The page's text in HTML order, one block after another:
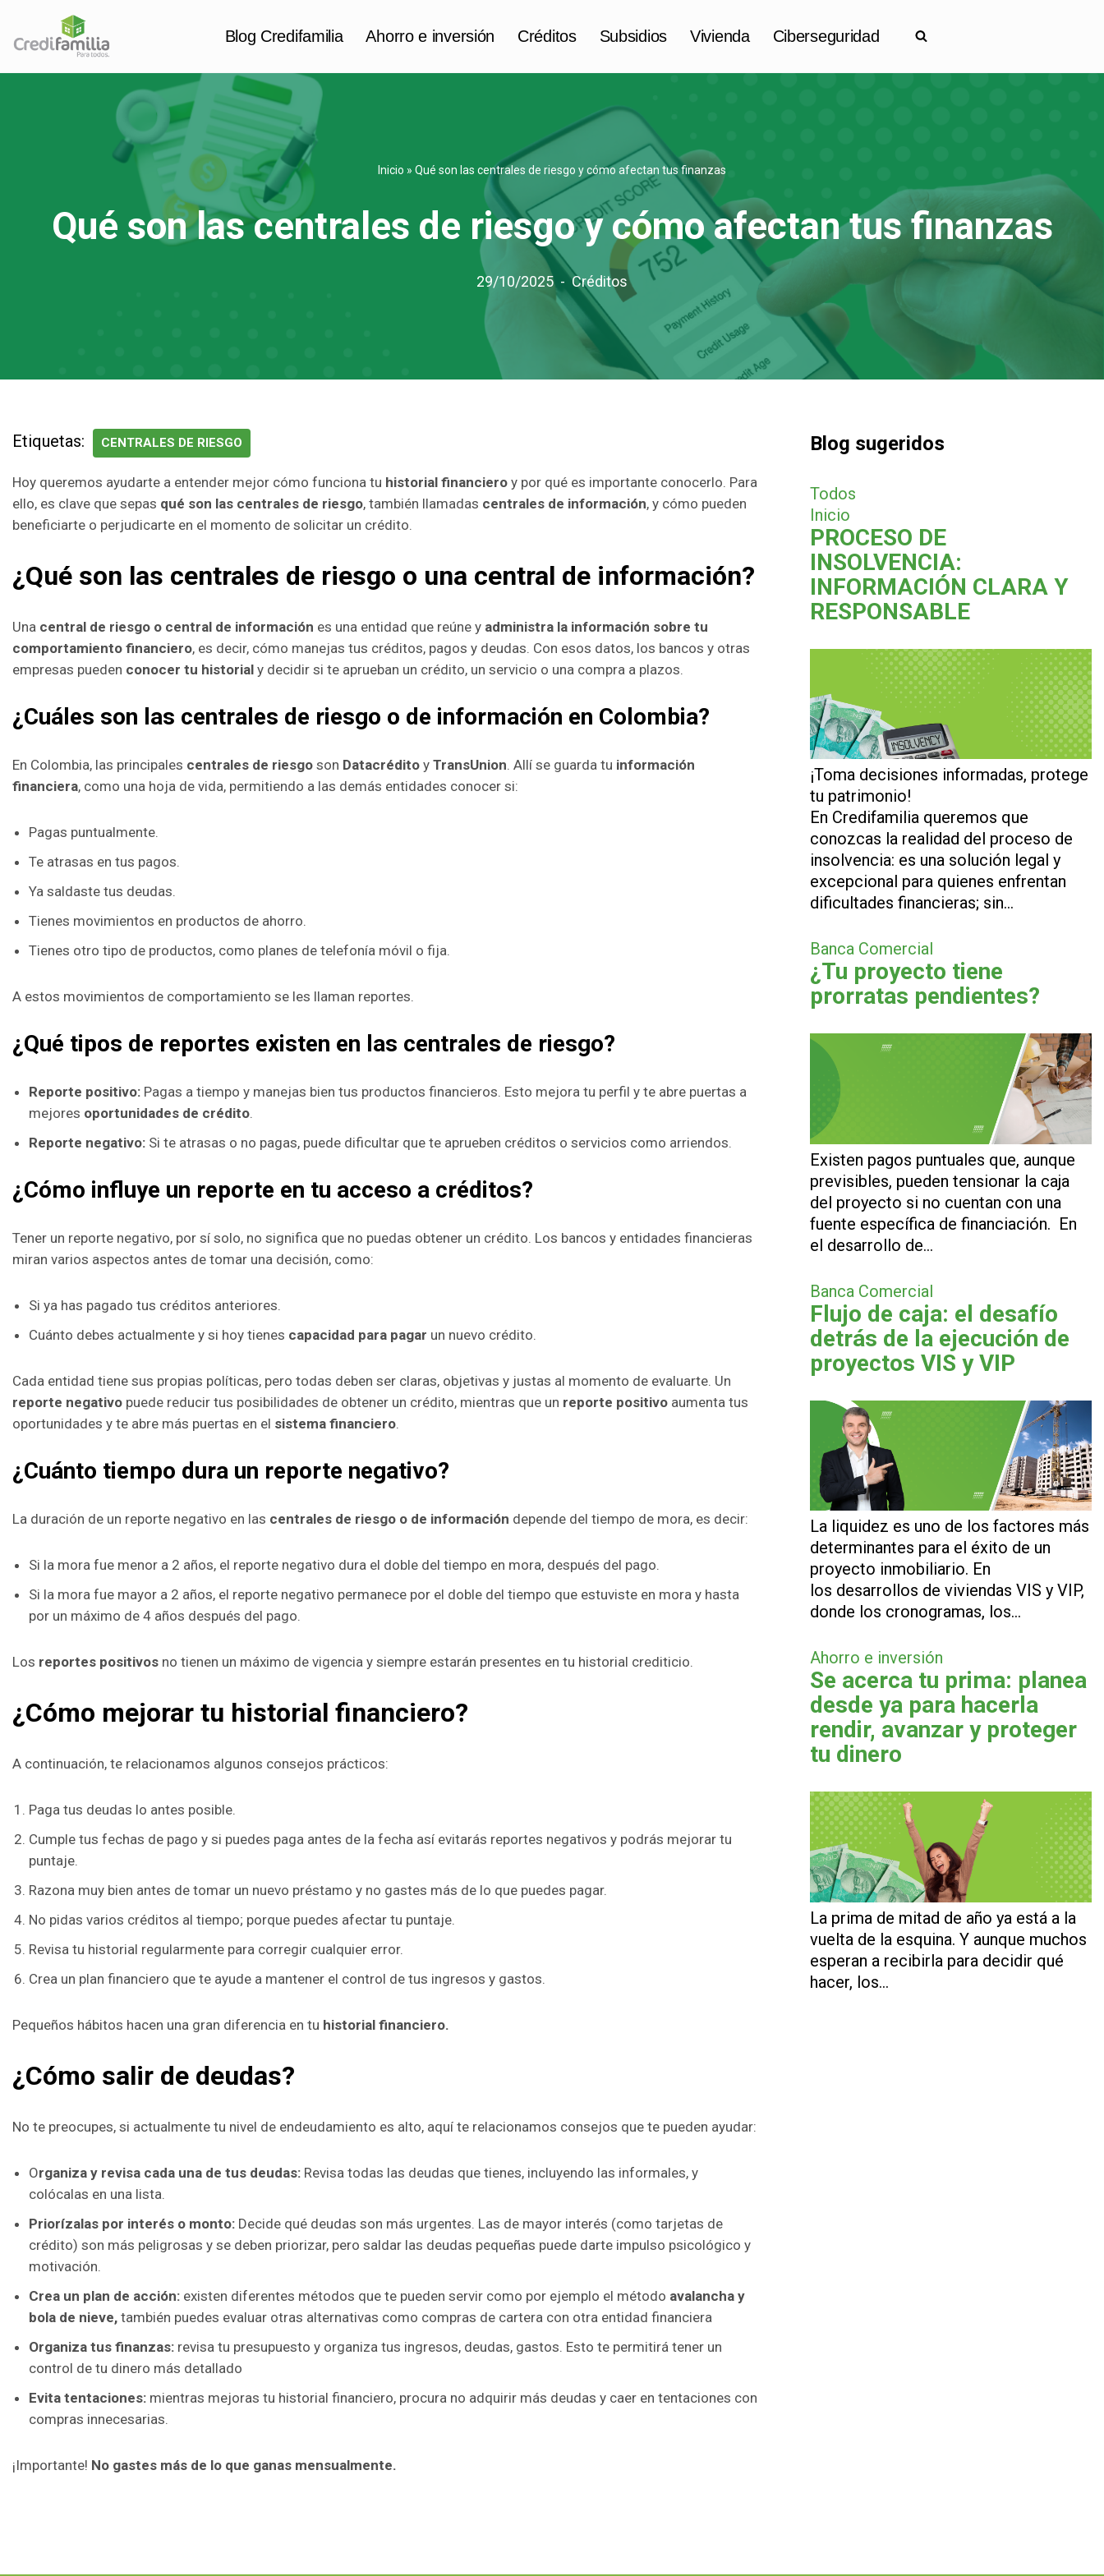
Saltar
Blog Credifamilia Ahorro e inversión Créditos Subsidios Vivienda Ciberseguridad
Inicio » Qué son las centrales de riesgo y cómo afectan tus finanzas
Qué son las centrales de riesgo y cómo afectan tus finanzas
29/10/2025 Créditos
Etiquetas: CENTRALES DE RIESGO
Hoy queremos ayudarte a entender mejor cómo funciona tu historial financiero y por qué es importante conocerlo. Para
ello, es clave que sepas qué son las centrales de riesgo, también llamadas centrales de información, y cómo pueden
beneficiarte o perjudicarte en el momento de solicitar un crédito.
¿Qué son las centrales de riesgo o una central de información?
Una central de riesgo o central de información es una entidad que reúne y administra la información sobre tu
comportamiento financiero, es decir, cómo manejas tus créditos, pagos y deudas. Con esos datos, los bancos y otras
empresas pueden conocer tu historial y decidir si te aprueban un crédito, un servicio o una compra a plazos.
¿Cuáles son las centrales de riesgo o de información en Colombia?
En Colombia, las principales centrales de riesgo son Datacrédito y TransUnion. Allí se guarda tu información
financiera, como una hoja de vida, permitiendo a las demás entidades conocer si:
Pagas puntualmente.
Te atrasas en tus pagos.
Ya saldaste tus deudas.
Tienes movimientos en productos de ahorro.
Tienes otro tipo de productos, como planes de telefonía móvil o fija.
A estos movimientos de comportamiento se les llaman reportes.
¿Qué tipos de reportes existen en las centrales de riesgo?
Reporte positivo: Pagas a tiempo y manejas bien tus productos financieros. Esto mejora tu perfil y te abre puertas a
mejores oportunidades de crédito.
Reporte negativo: Si te atrasas o no pagas, puede dificultar que te aprueben créditos o servicios como arriendos.
¿Cómo influye un reporte en tu acceso a créditos?
Tener un reporte negativo, por sí solo, no significa que no puedas obtener un crédito. Los bancos y entidades financieras
miran varios aspectos antes de tomar una decisión, como:
Si ya has pagado tus créditos anteriores.
Cuánto debes actualmente y si hoy tienes capacidad para pagar un nuevo crédito.
Cada entidad tiene sus propias políticas, pero todas deben ser claras, objetivas y justas al momento de evaluarte. Un
reporte negativo puede reducir tus posibilidades de obtener un crédito, mientras que un reporte positivo aumenta tus
oportunidades y te abre más puertas en el sistema financiero.
¿Cuánto tiempo dura un reporte negativo?
La duración de un reporte negativo en las centrales de riesgo o de información depende del tiempo de mora, es decir:
Si la mora fue menor a 2 años, el reporte negativo dura el doble del tiempo en mora, después del pago.
Si la mora fue mayor a 2 años, el reporte negativo permanece por el doble del tiempo que estuviste en mora y hasta
por un máximo de 4 años después del pago.
Los reportes positivos no tienen un máximo de vigencia y siempre estarán presentes en tu historial crediticio.
¿Cómo mejorar tu historial financiero?
A continuación, te relacionamos algunos consejos prácticos:
Paga tus deudas lo antes posible.
Cumple tus fechas de pago y si puedes paga antes de la fecha así evitarás reportes negativos y podrás mejorar tu
puntaje.
Razona muy bien antes de tomar un nuevo préstamo y no gastes más de lo que puedes pagar.
No pidas varios créditos al tiempo; porque puedes afectar tu puntaje.
Revisa tu historial regularmente para corregir cualquier error.
Crea un plan financiero que te ayude a mantener el control de tus ingresos y gastos.
Pequeños hábitos hacen una gran diferencia en tu historial financiero.
¿Cómo salir de deudas?
No te preocupes, si actualmente tu nivel de endeudamiento es alto, aquí te relacionamos consejos que te pueden ayudar:
Organiza y revisa cada una de tus deudas: Revisa todas las deudas que tienes, incluyendo las informales, y
colócalas en una lista.
Priorízalas por interés o monto: Decide qué deudas son más urgentes. Las de mayor interés (como tarjetas de
crédito) son más peligrosas y se deben priorizar, pero saldar las deudas pequeñas puede darte impulso psicológico y
motivación.
Crea un plan de acción: existen diferentes métodos que te pueden servir como por ejemplo el método avalancha y
bola de nieve, también puedes evaluar otras alternativas como compras de cartera con otra entidad financiera
Organiza tus finanzas: revisa tu presupuesto y organiza tus ingresos, deudas, gastos. Esto te permitirá tener un
control de tu dinero más detallado
Evita tentaciones: mientras mejoras tu historial financiero, procura no adquirir más deudas y caer en tentaciones con
compras innecesarias.
¡Importante! No gastes más de lo que ganas mensualmente.
Blog sugeridos
Todos
Inicio
PROCESO DE
INSOLVENCIA:
INFORMACIÓN CLARA Y
RESPONSABLE
¡Toma decisiones informadas, protege
tu patrimonio!
En Credifamilia queremos que
conozcas la realidad del proceso de
insolvencia: es una solución legal y
excepcional para quienes enfrentan
dificultades financieras; sin…
Banca Comercial
¿Tu proyecto tiene
prorratas pendientes?
Existen pagos puntuales que, aunque
previsibles, pueden tensionar la caja
del proyecto si no cuentan con una
fuente específica de financiación. En
el desarrollo de…
Banca Comercial
Flujo de caja: el desafío
detrás de la ejecución de
proyectos VIS y VIP
La liquidez es uno de los factores más
determinantes para el éxito de un
proyecto inmobiliario. En
los desarrollos de viviendas VIS y VIP,
donde los cronogramas, los…
Ahorro e inversión
Se acerca tu prima: planea
desde ya para hacerla
rendir, avanzar y proteger
tu dinero
La prima de mitad de año ya está a la
vuelta de la esquina. Y aunque muchos
esperan a recibirla para decidir qué
hacer, los…